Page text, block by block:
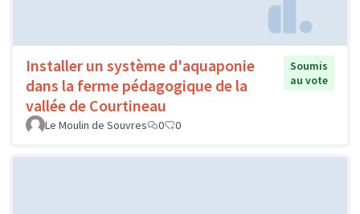
Installer un système d'aquaponie
dans la ferme pédagogique de la
vallée de Courtineau
Soumis
au vote
Le Moulin de Souvres 0 0